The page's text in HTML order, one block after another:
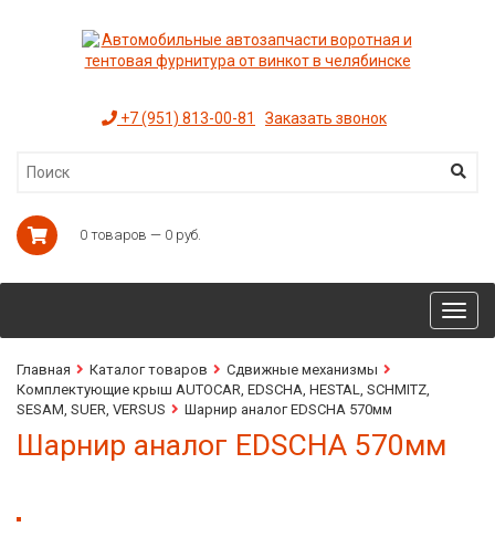
+7 (951) 813-00-81 Заказать звонок
0 товаров — 0 руб.
Главная Каталог товаров
Сдвижные механизмы
Комплектующие крыш AUTOCAR, EDSCHA, HESTAL, SCHMITZ,
SESAM, SUER, VERSUS
Шарнир аналог EDSCHA 570мм
Шарнир аналог EDSCHA 570мм